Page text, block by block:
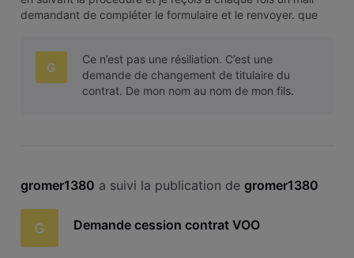
demandant de compléter le formulaire et le renvoyer. que
G
Ce n’est pas une résiliation. C’est une
demande de changement de titulaire du
contrat. De mon nom au nom de mon fils.
gromer1380 a suivi la publication de gromer1380
G Demande cession contrat VOO